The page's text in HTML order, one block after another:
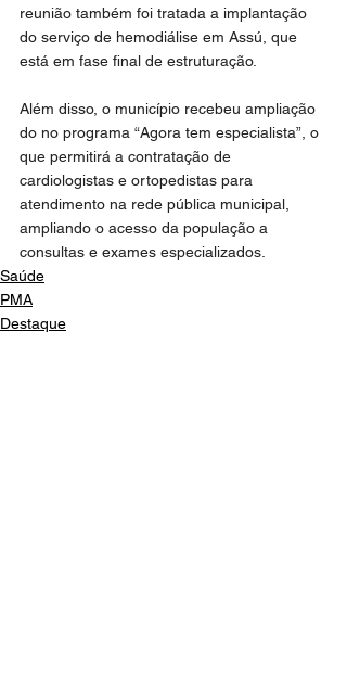
reunião também foi tratada a implantação
do serviço de hemodiálise em Assú, que
está em fase final de estruturação.
Além disso, o município recebeu ampliação
do no programa “Agora tem especialista”, o
que permitirá a contratação de
cardiologistas e ortopedistas para
atendimento na rede pública municipal,
ampliando o acesso da população a
consultas e exames especializados.
Saúde
PMA
Destaque